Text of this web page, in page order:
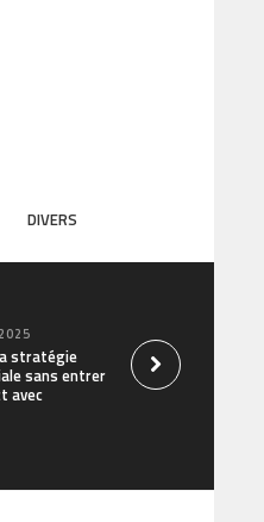
DIVERS
stratégie
sans entrer
avec